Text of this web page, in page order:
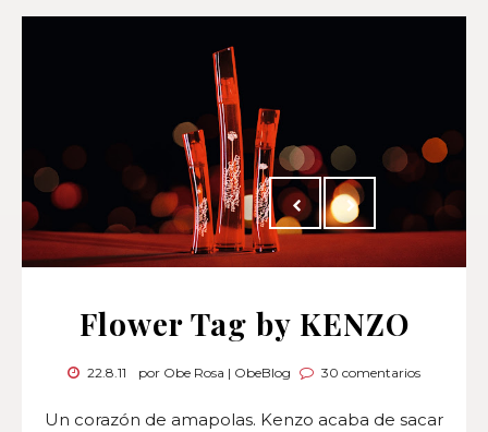
Flower Tag by KENZO
22.8.11 por Obe Rosa | ObeBlog 30 comentarios
Un corazón de amapolas. Kenzo acaba de sacar